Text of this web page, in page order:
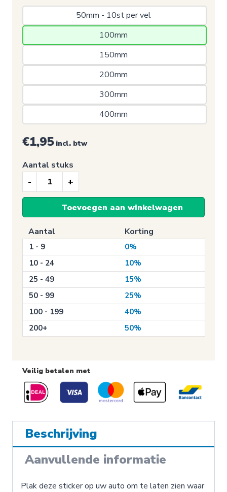
50mm - 10st per vel
100mm
150mm
200mm
300mm
400mm
€1,95 incl. btw
Sticker,
België
+
Sterren)
aantal
Aantal stuks
Toevoegen aan winkelwagen
Aantal Korting
1 - 9
0%
10 - 24
10%
25 - 49
15%
50 - 99
25%
100 - 199
40%
200+
50%
Veilig betalen met
Beschrijving
Aanvullende informatie
Plak deze sticker op uw auto om te laten zien waar